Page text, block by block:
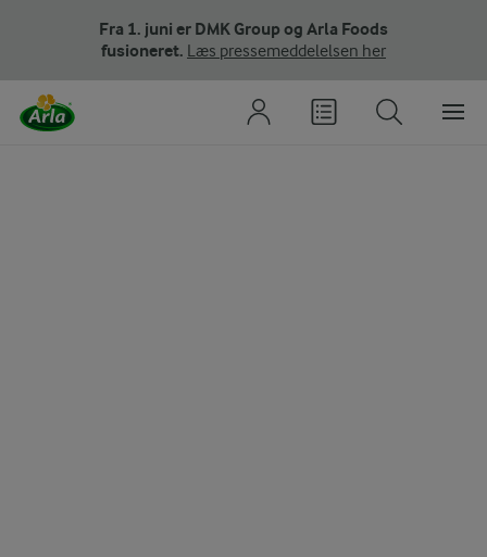
Fra 1. juni er DMK Group og Arla Foods
fusioneret. Læs pressemeddelelsen her